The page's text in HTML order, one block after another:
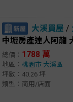
大溪買屋 /
中壢房產達人阿龍
總價： 1788 萬
地區： 桃園市 大溪區
坪數：40.26 坪
類型：商用/店面